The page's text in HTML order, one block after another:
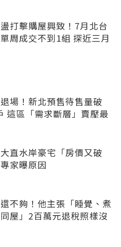
打擊購屋興致！7月北台
周成交不到1組 探近三月
場！新北預售待售量破
這區「需求斷層」賣壓最
直水岸豪宅「房價又破
家曝原因
不夠！他主張「睡覺、煮
屋」2百萬元退稅照樣沒